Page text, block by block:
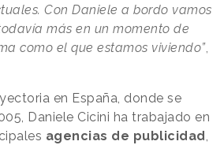
Con Daniele a bordo vamos
más en un momento de
como el que estamos viviendo”,
en España, donde se
Daniele Cicini ha trabajado en
agencias de publicidad ,